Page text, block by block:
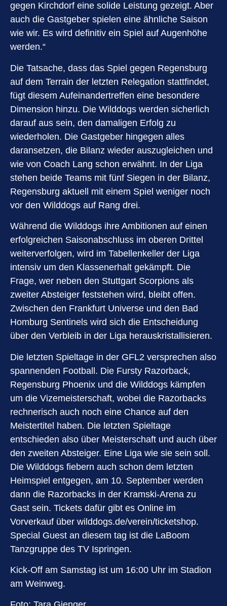
gegen Kirchdorf eine solide Leistung gezeigt. Aber
auch die Gastgeber spielen eine ähnliche Saison
wie wir. Es wird definitiv ein Spiel auf Augenhöhe
werden.“
Die Tatsache, dass das Spiel gegen Regensburg
auf dem Terrain der letzten Relegation stattfindet,
fügt diesem Aufeinandertreffen eine besondere
Dimension hinzu. Die Wilddogs werden sicherlich
darauf aus sein, den damaligen Erfolg zu
wiederholen. Die Gastgeber hingegen alles
daransetzen, die Bilanz wieder auszugleichen und
wie von Coach Lang schon erwähnt. In der Liga
stehen beide Teams mit fünf Siegen in der Bilanz,
Regensburg aktuell mit einem Spiel weniger noch
vor den Wilddogs auf Rang drei.
Während die Wilddogs ihre Ambitionen auf einen
erfolgreichen Saisonabschluss im oberen Drittel
weiterverfolgen, wird im Tabellenkeller der Liga
intensiv um den Klassenerhalt gekämpft. Die
Frage, wer neben den Stuttgart Scorpions als
zweiter Absteiger feststehen wird, bleibt offen.
Zwischen den Frankfurt Universe und den Bad
Homburg Sentinels wird sich die Entscheidung
über den Verbleib in der Liga herauskristallisieren.
Die letzten Spieltage in der GFL2 versprechen also
spannenden Football. Die Fursty Razorback,
Regensburg Phoenix und die Wilddogs kämpfen
um die Vizemeisterschaft, wobei die Razorbacks
rechnerisch auch noch eine Chance auf den
Meistertitel haben. Die letzten Spieltage
entschieden also über Meisterschaft und auch über
den zweiten Absteiger. Eine Liga wie sie sein soll.
Die Wilddogs fiebern auch schon dem letzten
Heimspiel entgegen, am 10. September werden
dann die Razorbacks in der Kramski-Arena zu
Gast sein. Tickets dafür gibt es Online im
Vorverkauf über wilddogs.de/verein/ticketshop.
Special Guest an diesem tag ist die LaBoom
Tanzgruppe des TV Ispringen.
Kick-Off am Samstag ist um 16:00 Uhr im Stadion
am Weinweg.